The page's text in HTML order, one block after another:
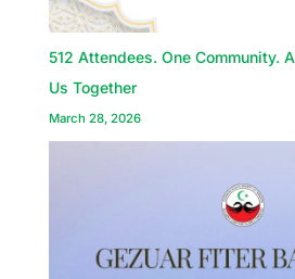
512 Attendees. One Community.
Us Together
March 28, 2026